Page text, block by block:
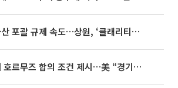
미국, 가상자산 포괄 규제 속도…상원, ‘클래리티법’ 9월 절차투표 추진
이란, 미국에 호르무즈 합의 조건 제시…美 “경기 아직 안 끝나” [종합]